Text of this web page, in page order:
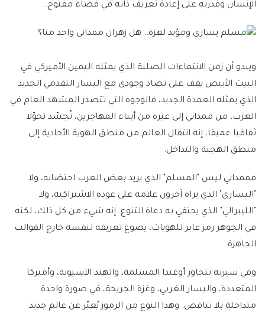
الإنسان وقدرته على إعادة تعريف ذاته في فضاء مفتوح.
ويبدو أن زمن الانتماءات الصلبة الذي يمثله اليمين الأميركي في
البيت الأبيض يقف على تضاد وجودي مع اليسار التقدمي الجديد
الذي يمثله العمدة الجديد، فالوجوه التي تتصدر المشهد العام في
الغرب، من ممداني إلى غيره من أبناء المهاجرين، تُجسّد تحوّلا
ثقافيا عميقا، إنه انتقال العالم من منطق الهوية الأحادية إلى
منطق الهجنة والتداخل.
فممداني ليس "المسلم" الذي يريد بعض العرب احتضانه، ولا
"اليساري" الذي يراه آخرون علامة على عودة الاشتراكية، ولا
"الليبرالي" الذي يحتفي به دعاة التنوع. إنه شيء من كل ذلك، لكنه
في الجوهر رمز عابر للهويات، يصوغ تعريفه لنفسه خارج القوالب
الجاهزة.
وفي سيرته تتجاور أوغندا المسلمة، والهند الآسيوية، وأميركا
المتعددة، واليسار الغربي، وغزة الجريحة، في صورة واحدة
متداخلة بلا تناقض. وهذا النوع من الرموز يُعبّر عن عالم جديد